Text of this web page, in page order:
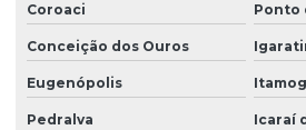
Coroaci Ponto
Conceição dos Ouros
Eugenópolis
Pedralva Icaraí